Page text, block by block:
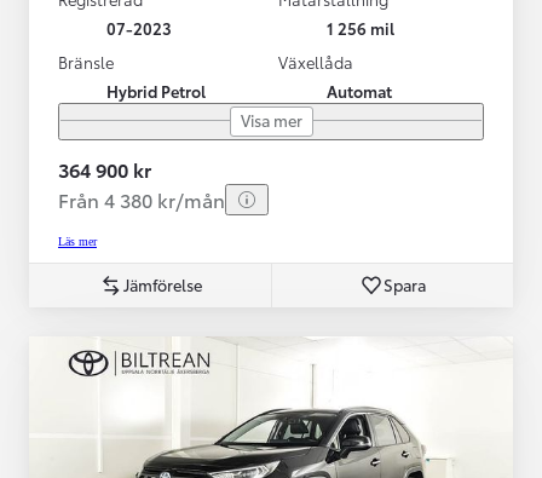
07-2023
1 256 mil
Bränsle
Hybrid Petrol
Växellåda
Automat
Visa mer
364 900 kr
Från 4 380 kr/mån
Läs mer
Jämförelse Spara